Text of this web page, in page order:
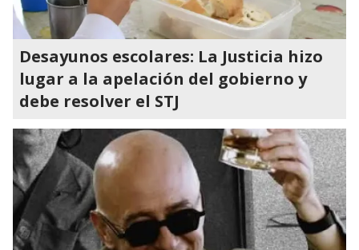
Desayunos escolares: La Justicia hizo
lugar a la apelación del gobierno y
debe resolver el STJ